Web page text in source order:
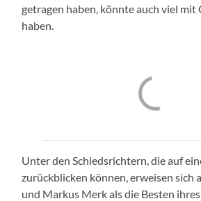
getragen haben, könnte auch viel mit
haben.
Unter den Schiedsrichtern, die auf
zurückblicken können, erweisen sich
und Markus Merk als die Besten